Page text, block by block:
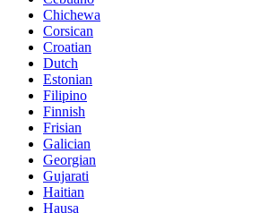
Chichewa
Corsican
Croatian
Dutch
Estonian
Filipino
Finnish
Frisian
Galician
Georgian
Gujarati
Haitian
Hausa